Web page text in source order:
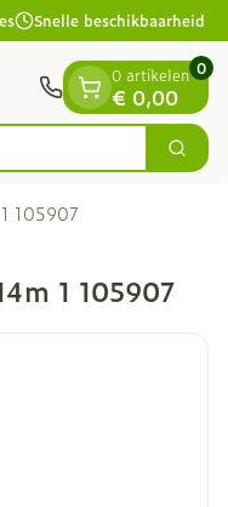
Snelle beschikbaarheid
Zoek
0 artikelen
€ 0,00
0
105907
1 105907